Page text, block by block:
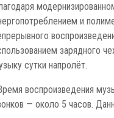
и
зарядного
сутки напролёт.
воспроизведения
— около 5 часов.